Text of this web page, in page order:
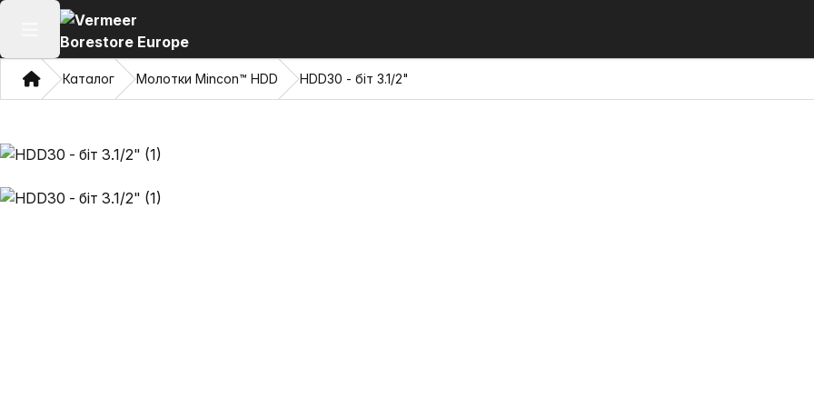
Відкрити головне меню
ДімКаталог Молотки Mincon™ HDD HDD30 - біт 3.1/2"